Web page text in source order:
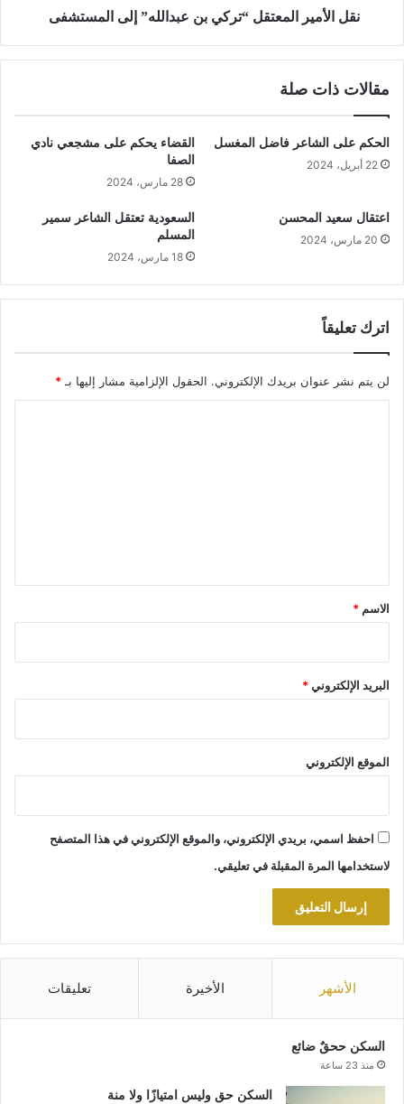
نقل الأمير المعتقل “تركي بن عبدالله” إلى المستشفى
مقالات ذات صلة
الحكم على الشاعر فاضل المغسل
22 أبريل، 2024
القضاء يحكم على مشجعي نادي
الصفا
28 مارس، 2024
اعتقال سعيد المحسن
20 مارس، 2024
السعودية تعتقل الشاعر سمير
المسلم
18 مارس، 2024
اترك تعليقاً
لن يتم نشر عنوان بريدك الإلكتروني. الحقول الإلزامية مشار إليها بـ*
*
الاسم *
البريد الإلكتروني*
الموقع الإلكتروني
احفظ اسمي، بريدي الإلكتروني، والموقع الإلكتروني في هذا المتصفح
لاستخدامها المرة المقبلة في تعليقي.
الأشهر الأخيرة تعليقات
السكن ححقٌ ضائع
منذ 23 ساعة
السكن حق وليس امتيازًا ولا منة